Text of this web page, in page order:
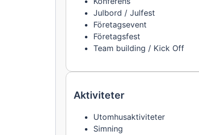
Julbord / Julfest
Företagsevent
Företagsfest
Team building / Kick Off
Aktiviteter
Utomhusaktiviteter
Simning